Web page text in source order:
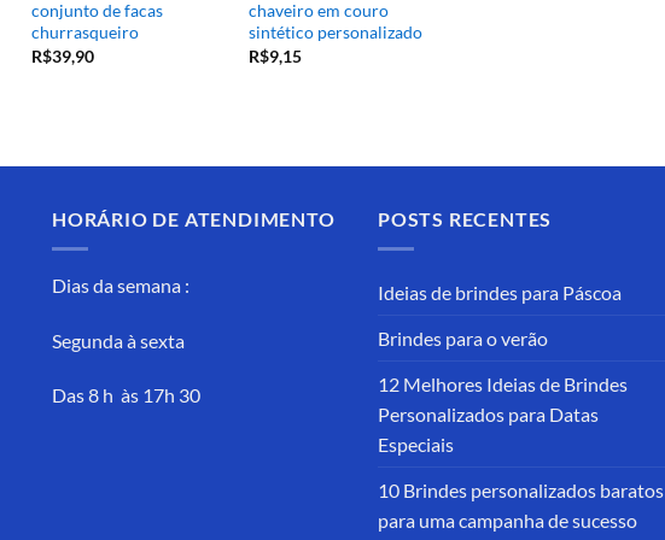
conjunto de facas
churrasqueiro
R$39,90
chaveiro em couro
sintético personalizado
R$9,15
HORÁRIO DE ATENDIMENTO
Dias da semana :
Segunda à sexta
Das 8 h às 17h 30
POSTS RECENTES
Ideias de brindes para Páscoa
Brindes para o verão
12 Melhores Ideias de Brindes
Personalizados para Datas
Especiais
10 Brindes personalizados baratos
para uma campanha de sucesso